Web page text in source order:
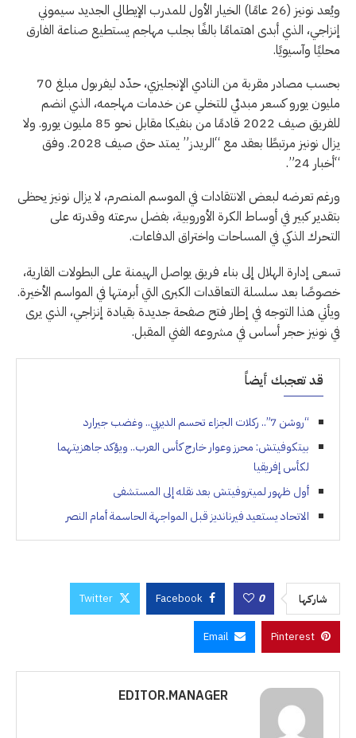
ويُعد نونيز (26 عامًا) الخيار الأول للمدرب الإيطالي الجديد سيموني
إنزاجي، الذي أبدى اهتمامًا بالغًا بجلب مهاجم يستطيع صناعة الفارق
محليًا وآسيويًا.
بحسب مصادر مقربة من النادي الإنجليزي، حدّد ليفربول مبلغ 70
مليون يورو كسعر مبدئي للتخلي عن خدمات مهاجمه، الذي انضم
للفريق صيف 2022 قادمًا من بنفيكا مقابل نحو 85 مليون يورو. ولا
يزال نونيز مرتبطًا بعقد مع “الريدز” يمتد حتى صيف 2028. وفق
“أخبار 24”.
ورغم تعرضه لبعض الانتقادات في الموسم المنصرم، لا يزال نونيز يحظى
بتقدير كبير في أوساط الكرة الأوروبية، بفضل سرعته وقدرته على
التحرك الذكي في المساحات واختراق الدفاعات.
تسعى إدارة الهلال إلى بناء فريق يواصل الهيمنة على البطولات القارية،
خصوصًا بعد سلسلة التعاقدات الكبرى التي أبرمتها في المواسم الأخيرة.
ويأتي هذا التوجه في إطار فتح صفحة جديدة بقيادة إنزاجي، الذي يرى
في نونيز حجر أساس في مشروعه الفني المقبل.
قد تعجبك أيضاً
“روشن 7”.. ركلات الجزاء تحسم الديربي.. وغضب جيرارد
بيتكوفيتش: محرز وعوار خارج كأس العرب.. ويؤكد جاهزيتهما
لكأس إفريقيا
أول ظهور لميتروفيتش بعد نقله إلى المستشفى
الاتحاد يستعيد فيرنانديز قبل المواجهة الحاسمة أمام النصر
شاركها 0
Facebook
Twitter
Pinterest
Email
EDITOR.MANAGER